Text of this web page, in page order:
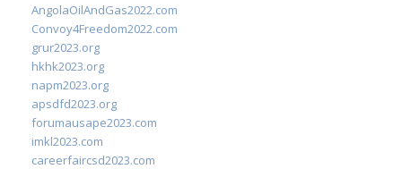
AngolaOilAndGas2022.com
Convoy4Freedom2022.com
grur2023.org
hkhk2023.org
napm2023.org
apsdfd2023.org
forumausape2023.com
imkl2023.com
careerfaircsd2023.com